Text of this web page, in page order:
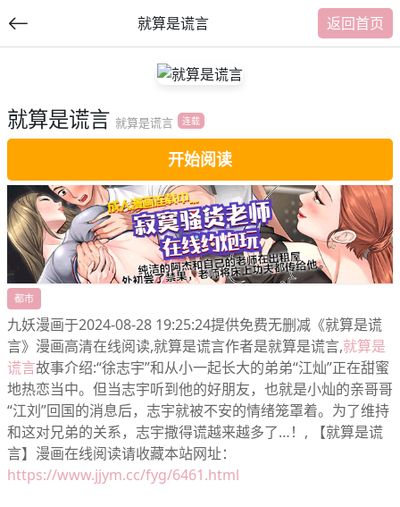
就算是谎言 返回首页
就算是谎言 就算是谎言 连载
开始阅读
都市
九妖漫画于2024-08-28 19:25:24提供免费无删减《就算是谎
言》漫画高清在线阅读,就算是谎言作者是就算是谎言,就算是
谎言故事介绍:“徐志宇”和从小一起长大的弟弟“江灿”正在甜蜜
地热恋当中。但当志宇听到他的好朋友，也就是小灿的亲哥哥
“江刘”回国的消息后，志宇就被不安的情绪笼罩着。为了维持
和这对兄弟的关系，志宇撒得谎越来越多了…！, 【就算是谎
言】漫画在线阅读请收藏本站网址：
https://www.jjym.cc/fyg/6461.html
交